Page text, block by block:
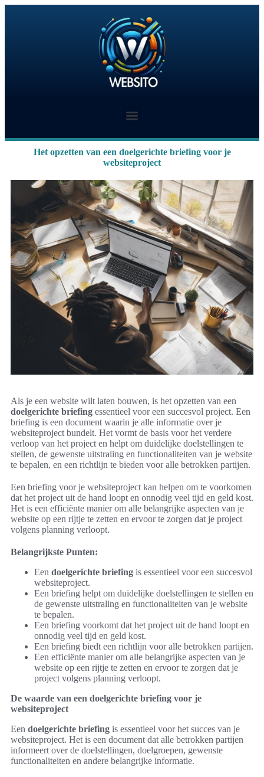
Het opzetten van een doelgerichte briefing voor je
websiteproject
Als je een website wilt laten bouwen, is het opzetten van een
doelgerichte briefing essentieel voor een succesvol project. Een
briefing is een document waarin je alle informatie over je
websiteproject bundelt. Het vormt de basis voor het verdere
verloop van het project en helpt om duidelijke doelstellingen te
stellen, de gewenste uitstraling en functionaliteiten van je website
te bepalen, en een richtlijn te bieden voor alle betrokken partijen.
Een briefing voor je websiteproject kan helpen om te voorkomen
dat het project uit de hand loopt en onnodig veel tijd en geld kost.
Het is een efficiënte manier om alle belangrijke aspecten van je
website op een rijtje te zetten en ervoor te zorgen dat je project
volgens planning verloopt.
Belangrijkste Punten:
Een doelgerichte briefing is essentieel voor een succesvol
websiteproject.
Een briefing helpt om duidelijke doelstellingen te stellen en
de gewenste uitstraling en functionaliteiten van je website
te bepalen.
Een briefing voorkomt dat het project uit de hand loopt en
onnodig veel tijd en geld kost.
Een briefing biedt een richtlijn voor alle betrokken partijen.
Een efficiënte manier om alle belangrijke aspecten van je
website op een rijtje te zetten en ervoor te zorgen dat je
project volgens planning verloopt.
De waarde van een doelgerichte briefing voor je
websiteproject
Een doelgerichte briefing is essentieel voor het succes van je
websiteproject. Het is een document dat alle betrokken partijen
informeert over de doelstellingen, doelgroepen, gewenste
functionaliteiten en andere belangrijke informatie.